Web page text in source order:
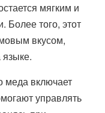
мягким и
Более того, этот
вкусом,
меда включает
управлять